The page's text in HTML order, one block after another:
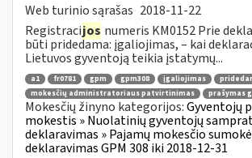
Web turinio sąrašas 2018-11-22
Registracijos numeris KM0152 Prie
būti pridedama: įgaliojimas, – kai
Lietuvos gyventoją teikia įstatymų...
a1 fr0781 gpm gpm308 įgaliojimas
mokesčių administratoriaus patvirtinimas
prašymas
Mokesčių žinyno kategorijos:Gyventojų
mokestis » Nuolatinių gyventojų
deklaravimas » Pajamų mokesčio
deklaravimas GPM 308 iki 2018-12-31